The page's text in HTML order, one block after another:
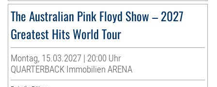
The Australian Pink Floyd Show – 2027
Greatest Hits World Tour
Montag, 15.03.2027 | 20:00 Uhr
QUARTERBACK Immobilien ARENA